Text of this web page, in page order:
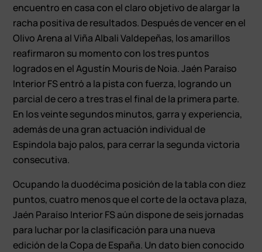
encuentro en casa con el claro objetivo de alargar la
racha positiva de resultados. Después de vencer en el
Olivo Arena al Viña Albali Valdepeñas, los amarillos
reafirmaron su momento con los tres puntos
logrados en el Agustín Mouris de Noia. Jaén Paraíso
Interior FS entró a la pista con fuerza, logrando un
parcial de cero a tres tras el final de la primera parte.
En los veinte segundos minutos, garra y experiencia,
además de una gran actuación individual de
Espindola bajo palos, para cerrar la segunda victoria
consecutiva.
Ocupando la duodécima posición de la tabla con diez
puntos, cuatro menos que el corte de la octava plaza,
Jaén Paraíso Interior FS aún dispone de seis jornadas
para luchar por la clasificación para una nueva
edición de la Copa de España. Un dato bien conocido